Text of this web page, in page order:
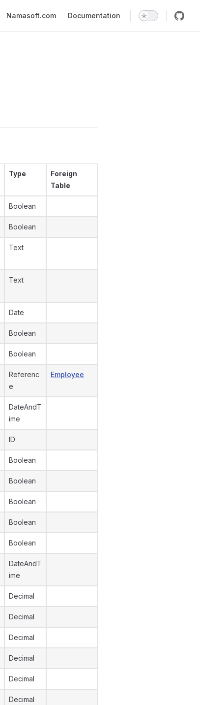
Namasoft.com Documentation
Type
Foreign
Table
Boolean
Boolean
Text
Text
Date
Boolean
Boolean
Referenc
e
Employee
DateAndT
ime
ID
Boolean
Boolean
Boolean
Boolean
Boolean
DateAndT
ime
Decimal
Decimal
Decimal
Decimal
Decimal
Decimal